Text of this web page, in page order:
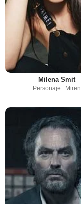
Milena Smit
Personaje : Miren